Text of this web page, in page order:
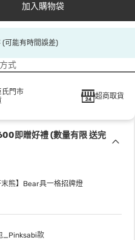
加入購物袋
(可能有時間誤差)
式
氏門市
超商取貨
即贈好禮 (數量有限 送完
熊】Bear具一格招牌燈
_Pinksabi款